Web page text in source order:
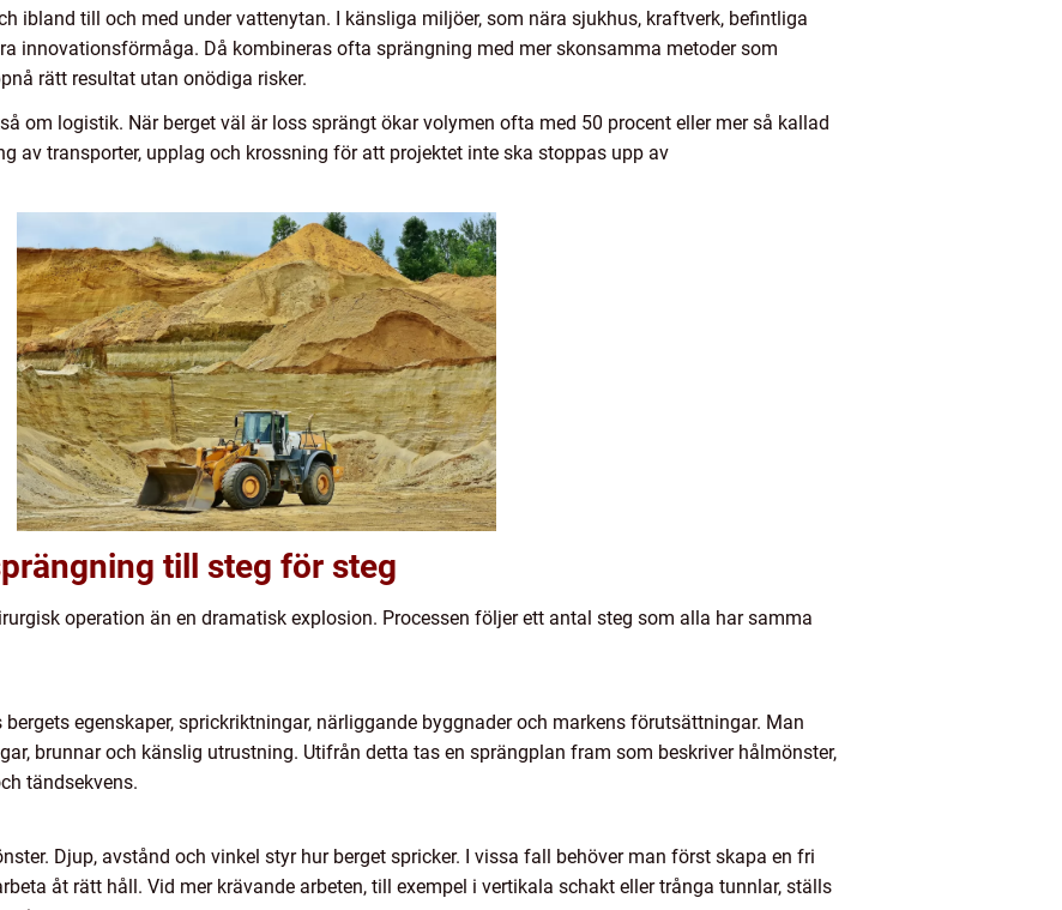
ibland till och med under vattenytan. I känsliga miljöer, som nära sjukhus, kraftverk, befintliga
innovationsförmåga. Då kombineras ofta sprängning med mer skonsamma metoder som
rätt resultat utan onödiga risker.
om logistik. När berget väl är loss sprängt ökar volymen ofta med 50 procent eller mer så kallad
av transporter, upplag och krossning för att projektet inte ska stoppas upp av
till steg för steg
operation än en dramatisk explosion. Processen följer ett antal steg som alla har samma
egenskaper, sprickriktningar, närliggande byggnader och markens förutsättningar. Man
brunnar och känslig utrustning. Utifrån detta tas en sprängplan fram som beskriver hålmönster,
tändsekvens.
Djup, avstånd och vinkel styr hur berget spricker. I vissa fall behöver man först skapa en fri
åt rätt håll. Vid mer krävande arbeten, till exempel i vertikala schakt eller trånga tunnlar, ställs